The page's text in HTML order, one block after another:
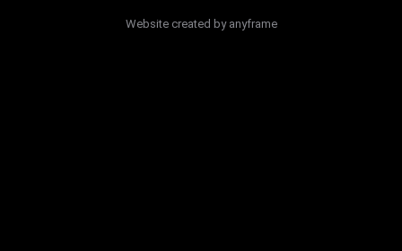
Website created by anyframe